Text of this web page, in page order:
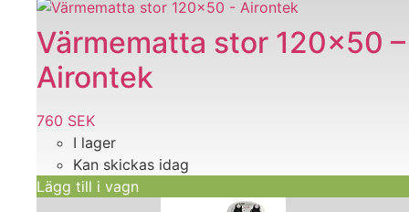
Värmematta stor 120×50 –
Airontek
760 SEK
I lager
Kan skickas idag
Lägg till i vagn